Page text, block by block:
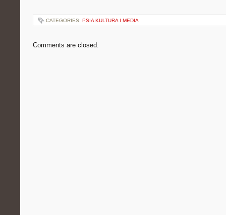
CATEGORIES: PSIA KULTURA I MEDIA
Comments are closed.